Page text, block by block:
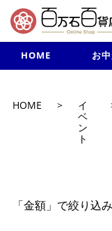
HOME お
新規入会で3
HOME >
イ
ベ
ン
ト
「金額」で絞り込